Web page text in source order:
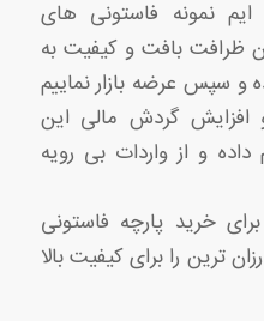
نمونه فاستونی های
ظرافت بافت و کیفیت به
و سپس عرضه بازار نماییم
افزایش گردش مالی این
و از واردات بی رویه
خرید پارچه فاستونی
ترین را برای کیفیت بالا